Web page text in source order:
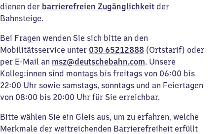
dienen der barrierefreien Zugänglichkeit der
Bahnsteige.
Bei Fragen wenden Sie sich bitte an den
Mobilitätsservice unter 030 65212888 (Ortstarif) oder
per E-Mail an msz@deutschebahn.com. Unsere
Kolleg:innen sind montags bis freitags von 06:00 bis
22:00 Uhr sowie samstags, sonntags und an Feiertagen
von 08:00 bis 20:00 Uhr für Sie erreichbar.
Bitte wählen Sie ein Gleis aus, um zu erfahren, welche
Merkmale der weitreichenden Barrierefreiheit erfüllt